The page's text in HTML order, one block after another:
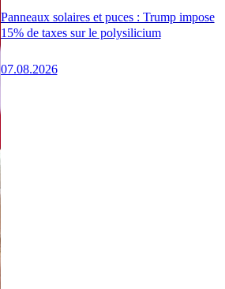
Panneaux solaires et puces : Trump impose
15% de taxes sur le polysilicium
07.08.2026